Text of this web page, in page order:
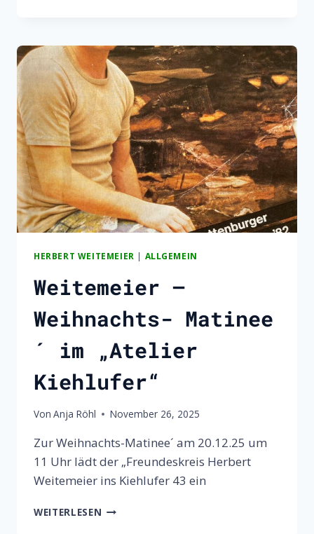
GEGEN
DEN
KRIEG
–
LESUNG
+
KLAVIERMUSIK
–
MATINEÉ
AM
26.4.26
HERBERT WEITEMEIER | ALLGEMEIN
Weitemeier –
Weihnachts- Matinee
´ im „Atelier
Kiehlufer“
Von Anja Röhl November 26, 2025
Zur Weihnachts-Matinee´ am 20.12.25 um
11 Uhr lädt der „Freundeskreis Herbert
Weitemeier ins Kiehlufer 43 ein
WEITERLESEN WEITEMEIER